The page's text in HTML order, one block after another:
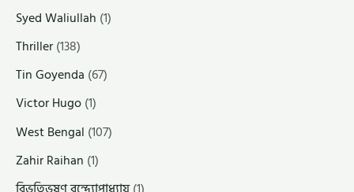
Syed Waliullah (1)
Thriller(138)
Tin Goyenda (67)
Victor Hugo(1)
West Bengal (107)
Zahir Raihan (1)